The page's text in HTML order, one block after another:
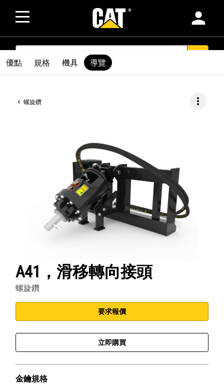
person
SEARCH
螺旋鑽 more_vert
A41，滑移轉向接頭
螺旋鑽
要求報價
立即購買
金鑰規格
優點 規格 機具 導覽